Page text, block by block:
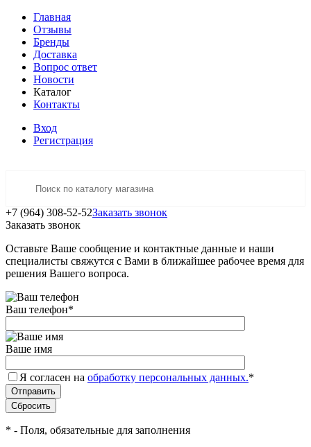
Главная
Отзывы
Бренды
Доставка
Вопрос ответ
Новости
Каталог
Контакты
Вход
Регистрация
+7 (964) 308-52-52Заказать звонок
Заказать звонок
Оставьте Ваше сообщение и контактные данные и наши
специалисты свяжутся с Вами в ближайшее рабочее время для
решения Вашего вопроса.
Ваш телефон*
Ваше имя
Я согласен на обработку персональных данных.*
* - Поля, обязательные для заполнения